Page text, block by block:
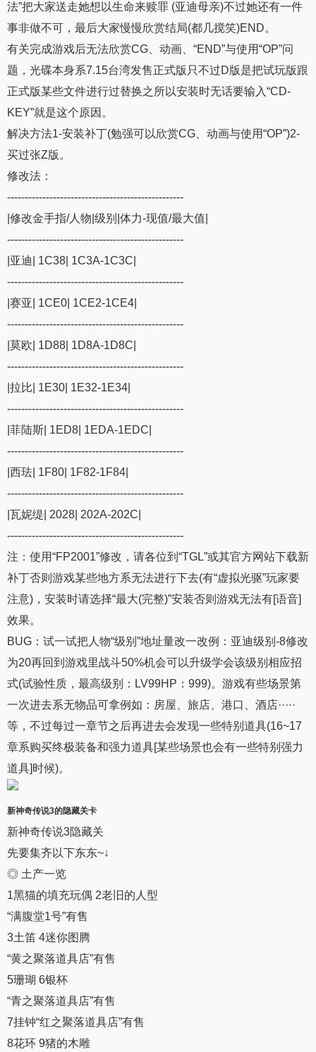
法”把大家送走她想以生命来赎罪 (亚迪母亲)不过她还有一件
事非做不可，最后大家慢慢欣赏结局(都几搅笑)END。
有关完成游戏后无法欣赏CG、动画、“END”与使用“OP”问
题，光碟本身系7.15台湾发售正式版只不过D版是把试玩版跟
正式版某些文件进行过替换之所以安装时无话要输入“CD-
KEY”就是这个原因。
解决方法1-安装补丁(勉强可以欣赏CG、动画与使用“OP”)2-
买过张Z版。
修改法：
--------------------------------------------------
|修改金手指/人物|级别|体力-现值/最大值|
--------------------------------------------------
|亚迪| 1C38| 1C3A-1C3C|
--------------------------------------------------
|赛亚| 1CE0| 1CE2-1CE4|
--------------------------------------------------
|莫欧| 1D88| 1D8A-1D8C|
--------------------------------------------------
|拉比| 1E30| 1E32-1E34|
--------------------------------------------------
|菲陆斯| 1ED8| 1EDA-1EDC|
--------------------------------------------------
|西珐| 1F80| 1F82-1F84|
--------------------------------------------------
|瓦妮缇| 2028| 202A-202C|
--------------------------------------------------
注：使用“FP2001”修改，请各位到“TGL”或其官方网站下载新
补丁否则游戏某些地方系无法进行下去(有“虚拟光驱”玩家要
注意)，安装时请选择“最大(完整)”安装否则游戏无法有[语音]
效果。
BUG：试一试把人物“级别”地址量改一改例：亚迪级别-8修改
为20再回到游戏里战斗50%机会可以升级学会该级别相应招
式(试验性质，最高级别：LV99HP：999)。游戏有些场景第
一次进去系无物品可拿例如：房屋、旅店、港口、酒店·····
等，不过每过一章节之后再进去会发现一些特别道具(16~17
章系购买终极装备和强力道具[某些场景也会有一些特别强力
道具]时候)。
新神奇传说3的隐藏关卡
新神奇传说3隐藏关
先要集齐以下东东~↓
◎ 土产一览
1黑猫的填充玩偶 2老旧的人型
“满腹堂1号”有售
3土笛 4迷你图腾
“黄之聚落道具店”有售
5珊瑚 6银杯
“青之聚落道具店”有售
7挂钟“红之聚落道具店”有售
8花环 9猪的木雕